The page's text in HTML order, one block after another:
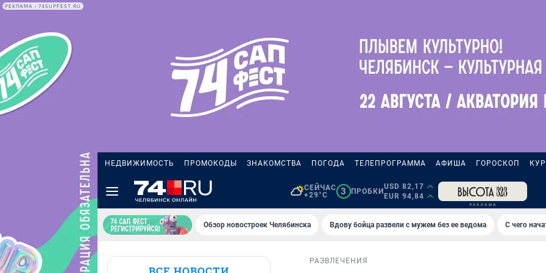
РЕКЛАМА • 74SUPFEST.RU
НЕДВИЖИМОСТЬ ПРОМОКОДЫ ЗНАКОМСТВА ПОГОДА ТЕЛЕПРОГРАММА АФИША ГОРОСКОП
СЕЙЧАС
+29°C
3 ПРОБКИ
USD 82,17
EUR 94,84
Обзор новостроек Челябинска Вдову бойца развели с мужем без ее ведома С чего
РАЗВЛЕЧЕНИЯ